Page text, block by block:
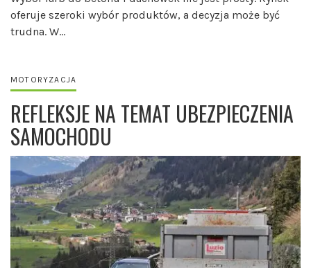
oferuje szeroki wybór produktów, a decyzja może być
trudna. W…
MOTORYZACJA
REFLEKSJE NA TEMAT UBEZPIECZENIA
SAMOCHODU